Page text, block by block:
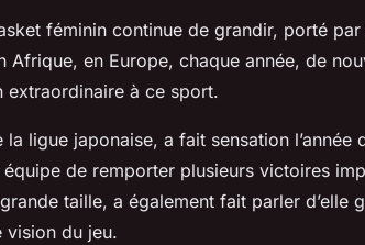
féminin continue de grandir, porté
Afrique, en Europe, chaque année, de
extraordinaire à ce sport.
ligue japonaise, a fait sensation l’année
de remporter plusieurs victoires
taille, a également fait parler d’elle
vision du jeu.